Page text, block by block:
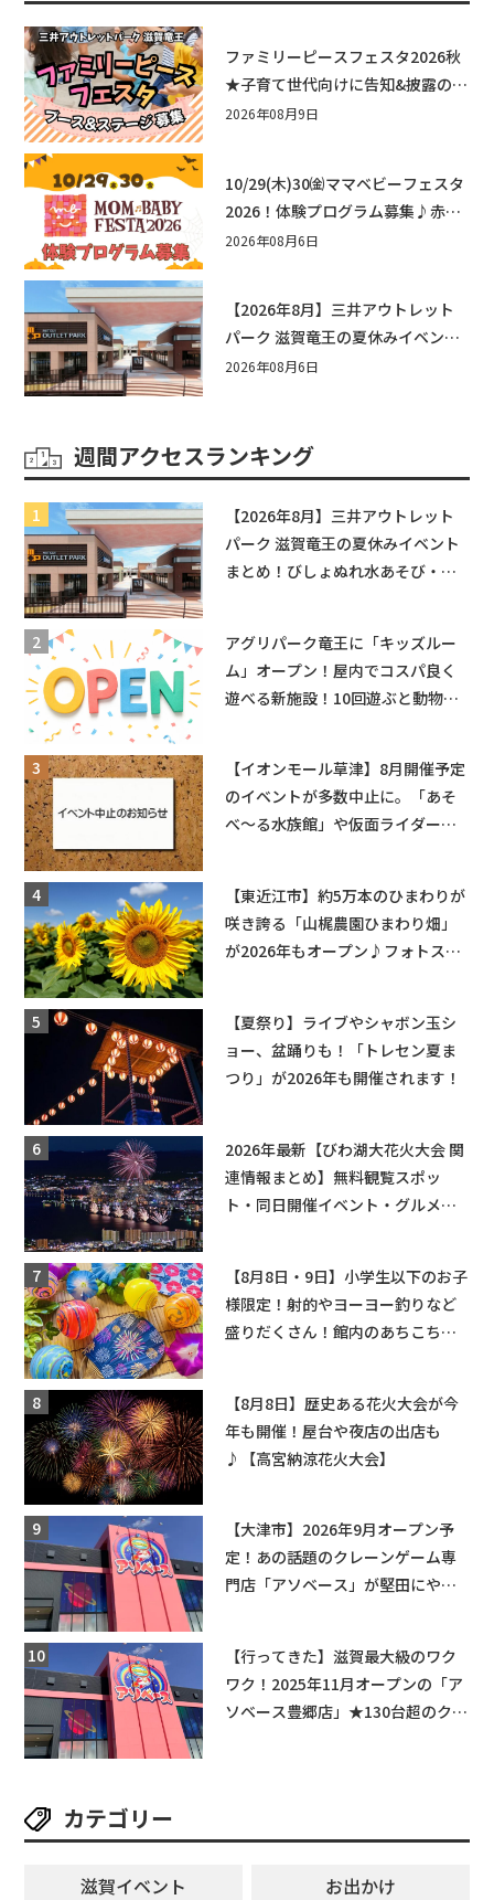
ファミリーピースフェスタ2026秋
★子育て世代向けに告知&披露の場
として♪ステージ又はブース出店
2026年08月9日
10/29(木)30㈮ママベビーフェスタ
2026！体験プログラム募集♪赤ち
ゃん向けイベントに出演しません
2026年08月6日
【2026年8月】三井アウトレット
パーク 滋賀竜王の夏休みイベント
まとめ！びしょぬれ水あそび・激
2026年08月6日
週間アクセスランキング
【2026年8月】三井アウトレット
パーク 滋賀竜王の夏休みイベント
まとめ！びしょぬれ水あそび・激
アグリパーク竜王に「キッズルー
ム」オープン！屋内でコスパ良く
遊べる新施設！10回遊ぶと動物触
【イオンモール草津】8月開催予定
のイベントが多数中止に。「あそ
べ〜る水族館」や仮面ライダーシ
【東近江市】約5万本のひまわりが
咲き誇る「山梶農園ひまわり畑」
が2026年もオープン♪フォトスポ
【夏祭り】ライブやシャボン玉シ
ョー、盆踊りも！「トレセン夏ま
つり」が2026年も開催されます！
2026年最新【びわ湖大花火大会 関
連情報まとめ】無料観覧スポッ
ト・同日開催イベント・グルメマ
【8月8日・9日】小学生以下のお子
様限定！射的やヨーヨー釣りなど
盛りだくさん！館内のあちこちに
【8月8日】歴史ある花火大会が今
年も開催！屋台や夜店の出店も
♪【高宮納涼花火大会】
【大津市】2026年9月オープン予
定！あの話題のクレーンゲーム専
門店「アソベース」が堅田にやっ
【行ってきた】滋賀最大級のワク
ワク！2025年11月オープンの「ア
ソベース豊郷店」★130台超のクレ
カテゴリー
滋賀イベント
お出かけ